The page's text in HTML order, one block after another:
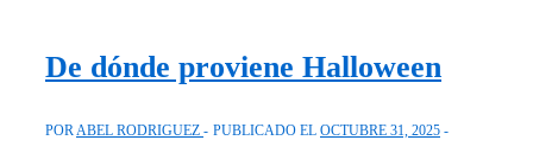
De dónde proviene Halloween
POR ABEL RODRIGUEZ PUBLICADO EL OCTUBRE 31, 2025